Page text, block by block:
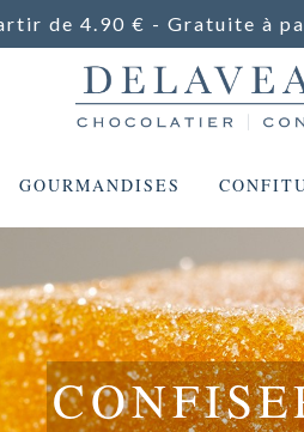
de 4.90 € - Gratuite à
GOURMANDISES